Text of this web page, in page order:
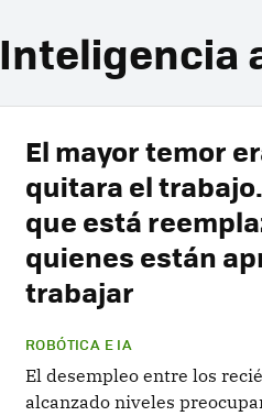
Inteligencia
El mayor temor
quitara el
que está
quienes están
trabajar
ROBÓTICA E IA
El desempleo entre los
alcanzado niveles